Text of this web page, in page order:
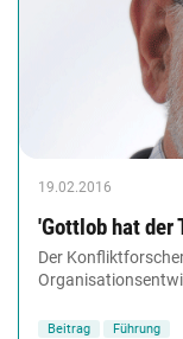
19.02.2016
'Gottlob hat der
Der
warum
Beitrag Führung